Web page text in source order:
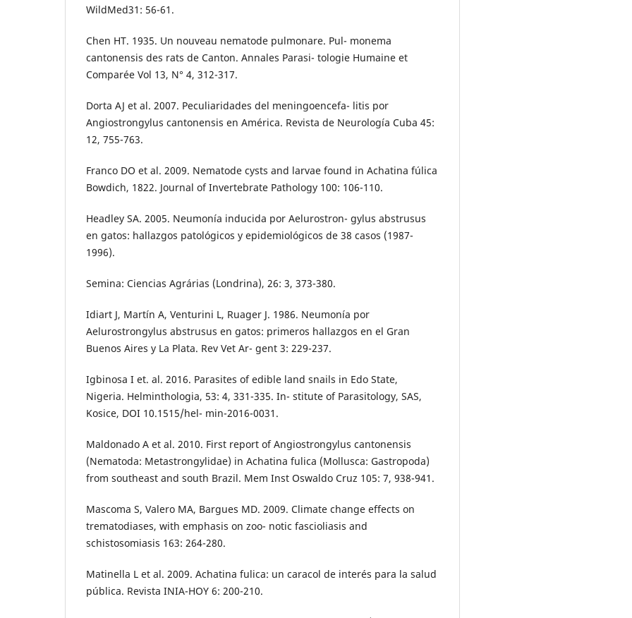
WildMed31: 56-61.
Chen HT. 1935. Un nouveau nematode pulmonare. Pul- monema
cantonensis des rats de Canton. Annales Parasi- tologie Humaine et
Comparée Vol 13, N° 4, 312-317.
Dorta AJ et al. 2007. Peculiaridades del meningoencefa- litis por
Angiostrongylus cantonensis en América. Revista de Neurología Cuba 45:
12, 755-763.
Franco DO et al. 2009. Nematode cysts and larvae found in Achatina fúlica
Bowdich, 1822. Journal of Invertebrate Pathology 100: 106-110.
Headley SA. 2005. Neumonía inducida por Aelurostron- gylus abstrusus
en gatos: hallazgos patológicos y epidemiológicos de 38 casos (1987-
1996).
Semina: Ciencias Agrárias (Londrina), 26: 3, 373-380.
Idiart J, Martín A, Venturini L, Ruager J. 1986. Neumonía por
Aelurostrongylus abstrusus en gatos: primeros hallazgos en el Gran
Buenos Aires y La Plata. Rev Vet Ar- gent 3: 229-237.
Igbinosa I et. al. 2016. Parasites of edible land snails in Edo State,
Nigeria. Helminthologia, 53: 4, 331-335. In- stitute of Parasitology, SAS,
Kosice, DOI 10.1515/hel- min-2016-0031.
Maldonado A et al. 2010. First report of Angiostrongylus cantonensis
(Nematoda: Metastrongylidae) in Achatina fulica (Mollusca: Gastropoda)
from southeast and south Brazil. Mem Inst Oswaldo Cruz 105: 7, 938-941.
Mascoma S, Valero MA, Bargues MD. 2009. Climate change effects on
trematodiases, with emphasis on zoo- notic fascioliasis and
schistosomiasis 163: 264-280.
Matinella L et al. 2009. Achatina fulica: un caracol de interés para la salud
pública. Revista INIA-HOY 6: 200-210.